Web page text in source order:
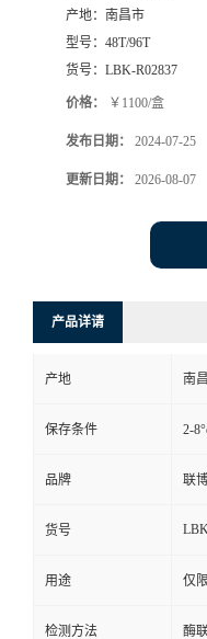
产地： 南昌市
型号： 48T/96T
货号： LBK-R02837
价格： ￥1100/盒
发布日期： 2024-07-25
更新日期： 2026-08-07
产品详请
产地 南
保存条件 2-
品牌 联
货号
用途 仅
检测方法 酶